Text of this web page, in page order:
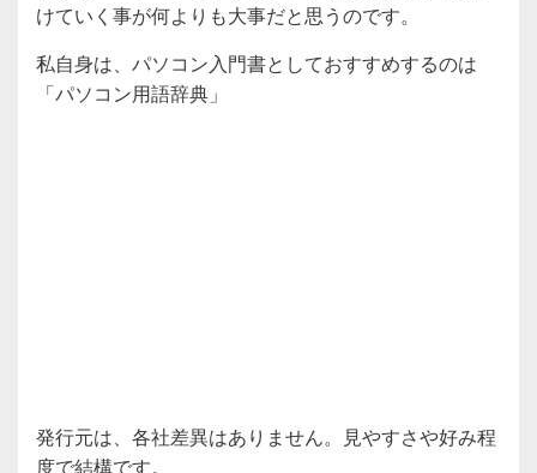
けていく事が何よりも大事だと思うのです。
私自身は、パソコン入門書としておすすめするのは
「パソコン用語辞典」
発行元は、各社差異はありません。見やすさや好み程
度で結構です。